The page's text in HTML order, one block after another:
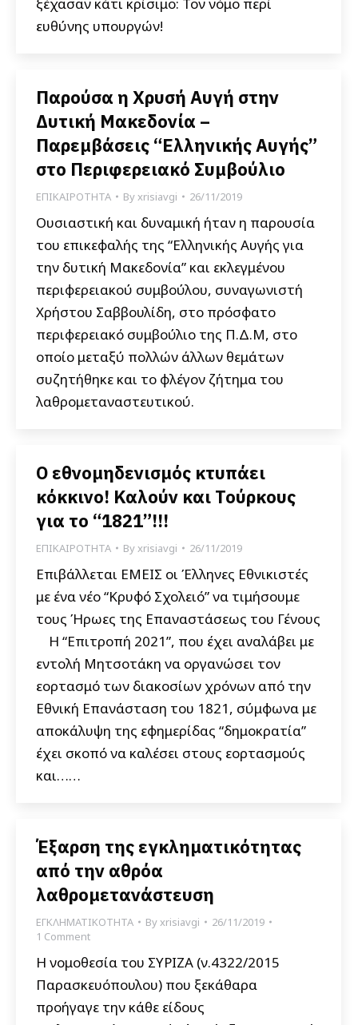
ευθύνης υπουργών!
Παρούσα η Χρυσή Αυγή στην
Δυτική Μακεδονία –
Παρεμβάσεις “Ελληνικής Αυγής”
στο Περιφερειακό Συμβούλιο
ΕΠΙΚΑΙΡΟΤΗΤΑ Byxrisiavgi 26/11/2019
Ουσιαστική και δυναμική ήταν η παρουσία
του επικεφαλής της “Ελληνικής Αυγής για
την δυτική Μακεδονία” και εκλεγμένου
περιφερειακού συμβούλου, συναγωνιστή
Χρήστου Σαββουλίδη, στο πρόσφατο
περιφερειακό συμβούλιο της Π.Δ.Μ, στο
οποίο μεταξύ πολλών άλλων θεμάτων
συζητήθηκε και το φλέγον ζήτημα του
λαθρομεταναστευτικού.
Ο εθνομηδενισμός κτυπάει
κόκκινο! Καλούν και Τούρκους
για το “1821”!!!
ΕΠΙΚΑΙΡΟΤΗΤΑ Byxrisiavgi 26/11/2019
Επιβάλλεται ΕΜΕΙΣ οι Έλληνες Εθνικιστές
με ένα νέο “Κρυφό Σχολειό” να τιμήσουμε
τους Ήρωες της Επαναστάσεως του Γένους
Η “Επιτροπή 2021”, που έχει αναλάβει με
εντολή Μητσοτάκη να οργανώσει τον
εορτασμό των διακοσίων χρόνων από την
Εθνική Επανάσταση του 1821, σύμφωνα με
αποκάλυψη της εφημερίδας “δημοκρατία”
έχει σκοπό να καλέσει στους εορτασμούς
και……
Έξαρση της εγκληματικότητας
από την αθρόα
λαθρομετανάστευση
ΕΓΚΛΗΜΑΤΙΚΟΤΗΤΑ Byxrisiavgi
26/11/2019
1 Comment
Η νομοθεσία του ΣΥΡΙΖΑ (ν.4322/2015
Παρασκευόπουλου) που ξεκάθαρα
προήγαγε την κάθε είδους